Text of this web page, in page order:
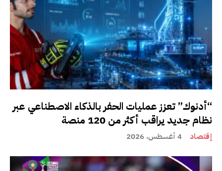
“أدنوك” تعزز عمليات الحفر بالذكاء الاصطناعي عبر
نظام جديد يراقب أكثر من 120 منصة
إقتصاد 4 أغسطس، 2026